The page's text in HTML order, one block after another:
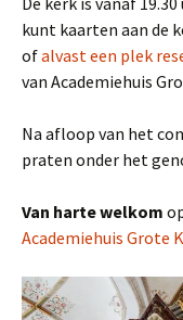
kunt kaarten aan de
ofalvast een plek
van Academiehuis
Na afloop van het
praten onder het
Van harte welkom
Academiehuis Grote